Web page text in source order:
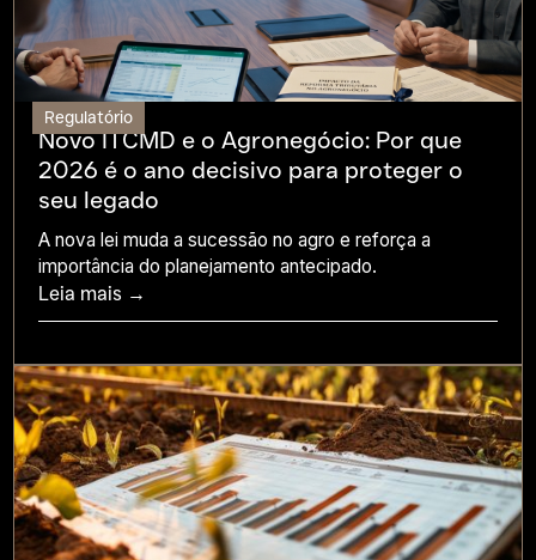
Regulatório
Novo ITCMD e o Agronegócio: Por que
2026 é o ano decisivo para proteger o
seu legado
A nova lei muda a sucessão no agro e reforça a
importância do planejamento antecipado.
Leia mais →